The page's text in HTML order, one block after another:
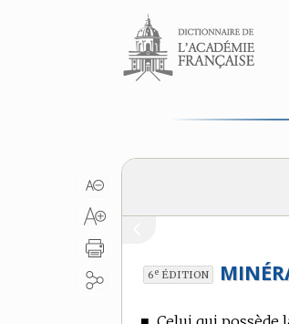
Aller au contenu
6e ÉDITION